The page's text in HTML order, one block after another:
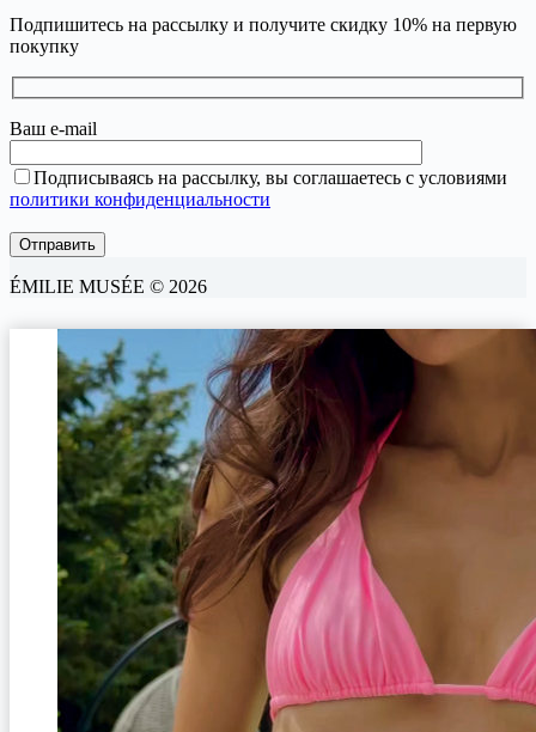
Подпишитесь на рассылку и получите скидку 10% на первую
покупку
Ваш e-mail
Подписываясь на рассылку, вы соглашаетесь с условиями
политики конфиденциальности
ÉMILIE MUSÉE © 2026